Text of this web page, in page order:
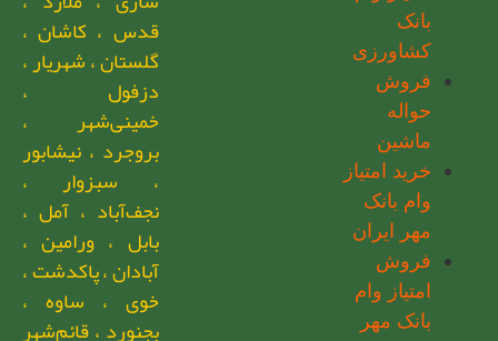
بانک
کشاورزی
فروش
حواله
ماشین
خرید امتیاز
وام بانک
مهر ایران
فروش
امتیاز وام
بانک مهر
قدس ، کاشان ،
گلستان ، شهریار ،
دزفول ،
خمینی‌شهر ،
بروجرد ، نیشابور
، سبزوار ،
نجف‌آباد ، آمل ،
بابل ، ورامین ،
آبادان ، پاکدشت ،
خوی ، ساوه ،
بجنورد ، قائم‌شهر